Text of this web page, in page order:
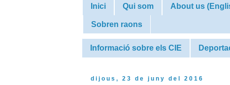
Inici Qui som About us
Sobren raons
Informació sobre els CIE
dijous, 23 de juny del 2016